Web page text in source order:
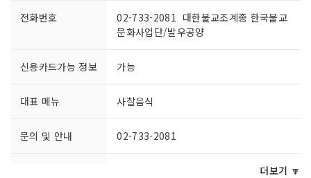
전화번호
02-733-2081 대한불교조계종 한국불교
문화사업단/발우공양
신용카드가능 정보 가능
대표 메뉴 사찰음식
문의 및 안내 02-733-2081
11:30~21:00 (준비시간 15:00~18:00)
더보기 🔽